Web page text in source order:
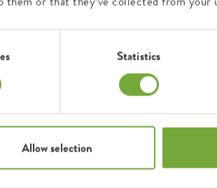
Statistics
Allow selection
99
years
UV protected
Frost resistant